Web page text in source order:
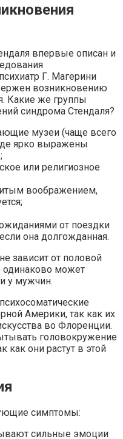
впервые описан и
Г. Магерини
возникновению
Какие же группы
синдрома Стендаля?
музеи (чаще всего
ярко выражены
или религиозное
воображением,
от поездки
она долгожданная.
зависит от половой
одинаково может
у мужчин.
Америки, так как их
во Флоренции.
головокружение
как они растут в этой
симптомы: